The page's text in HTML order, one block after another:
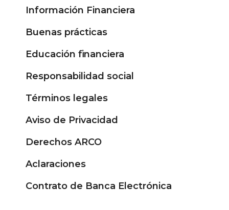
Información Financiera
Buenas prácticas
Educación financiera
Responsabilidad social
Términos legales
Aviso de Privacidad
Derechos ARCO
Aclaraciones
Contrato de Banca Electrónica